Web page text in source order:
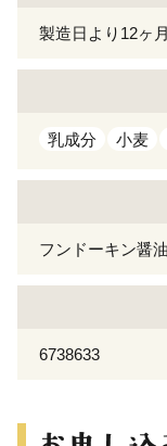
製造日より12ヶ月
乳成分 小麦
フンドーキン醤
6738633